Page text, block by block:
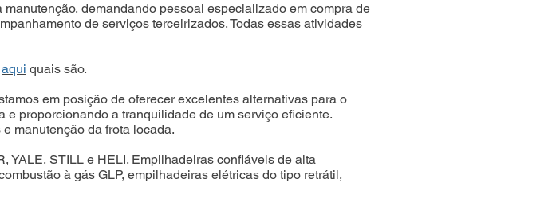
demandando pessoal especializado em compra de
de serviços terceirizados. Todas essas atividades
aqui quais são.
em posição de oferecer excelentes alternativas para o
proporcionando a tranquilidade de um serviço eficiente.
manutenção da frota locada.
YALE, STILL e HELI. Empilhadeiras confiáveis de alta
à gás GLP, empilhadeiras elétricas do tipo retrátil,